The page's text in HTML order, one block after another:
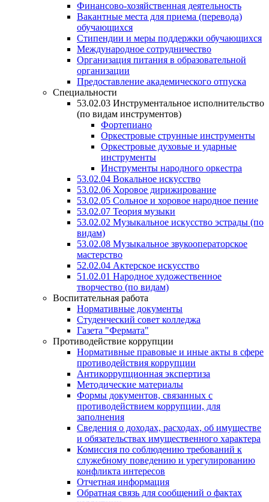
Финансово-хозяйственная деятельность
Вакантные места для приема (перевода)
обучающихся
Стипендии и меры поддержки обучающихся
Международное сотрудничество
Организация питания в образовательной
организации
Предоставление академического отпуска
Специальности
53.02.03 Инструментальное исполнительство
(по видам инструментов)
Фортепиано
Оркестровые струнные инструменты
Оркестровые духовые и ударные
инструменты
Инструменты народного оркестра
53.02.04 Вокальное искусство
53.02.06 Хоровое дирижирование
53.02.05 Сольное и хоровое народное пение
53.02.07 Теория музыки
53.02.02 Музыкальное искусство эстрады (по
видам)
53.02.08 Музыкальное звукооператорское
мастерство
52.02.04 Актерское искусство
51.02.01 Народное художественное
творчество (по видам)
Воспитательная работа
Нормативные документы
Студенческий совет колледжа
Газета "Фермата"
Противодействие коррупции
Нормативные правовые и иные акты в сфере
противодействия коррупции
Антикоррупционная экспертиза
Методические материалы
Формы документов, связанных с
противодействием коррупции, для
заполнения
Сведения о доходах, расходах, об имуществе
и обязательствах имущественного характера
Комиссия по соблюдению требований к
служебному поведению и урегулированию
конфликта интересов
Отчетная информация
Обратная связь для сообщений о фактах